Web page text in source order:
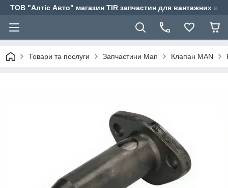
ТОВ "Алтіс Авто" магазин TIR запчастин для вантажних
Товари та послуги Запчастини Man Клапан MAN